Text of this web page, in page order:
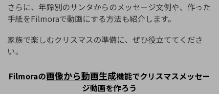
さらに、年齢別のサンタからのメッセージ文例や、作った
手紙をFilmoraで動画にする方法も紹介します。
家族で楽しむクリスマスの準備に、ぜひ役立ててくださ
い。
Filmoraの画像から動画生成機能でクリスマスメッセー
ジ動画を作ろう